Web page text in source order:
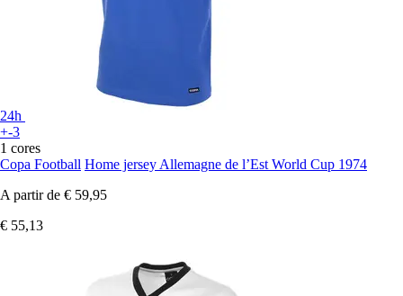
24h
+-3
1 cores
Copa Football Home jersey Allemagne de l’Est World Cup 1974
A partir de € 59,95
€ 55,13